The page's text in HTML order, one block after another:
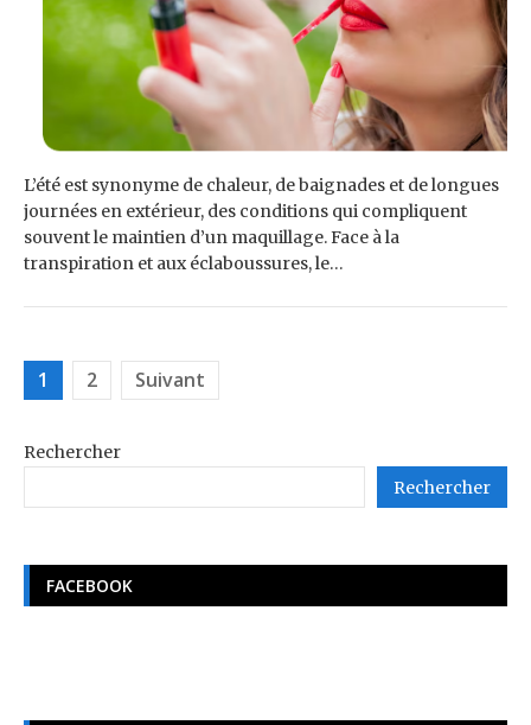
L’été est synonyme de chaleur, de baignades et de longues
journées en extérieur, des conditions qui compliquent
souvent le maintien d’un maquillage. Face à la
transpiration et aux éclaboussures, le…
Pagination
publications
1 2 Suivant
Rechercher
Rechercher
FACEBOOK